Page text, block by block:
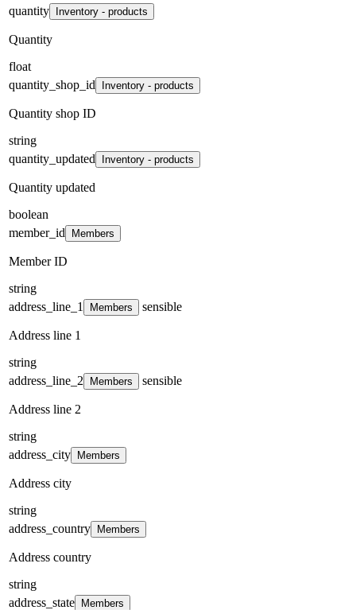
quantity
Inventory - products
Quantity
float
quantity_shop_id
Inventory - products
Quantity shop ID
string
quantity_updated
Inventory - products
Quantity updated
boolean
member_id
Members
Member ID
string
address_line_1
Members sensible
Address line 1
string
address_line_2
Members sensible
Address line 2
string
address_city
Members
Address city
string
address_country
Members
Address country
string
address_state
Members